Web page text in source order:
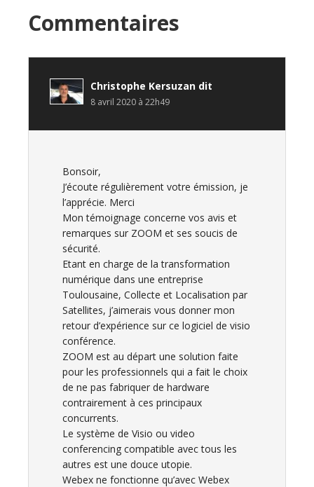
Interactions
du
lecteur
Commentaires
Christophe Kersuzan dit
8 avril 2020 à 22h49
Bonsoir,
J’écoute régulièrement votre émission, je
l’apprécie. Merci
Mon témoignage concerne vos avis et
remarques sur ZOOM et ses soucis de
sécurité.
Etant en charge de la transformation
numérique dans une entreprise
Toulousaine, Collecte et Localisation par
Satellites, j’aimerais vous donner mon
retour d’expérience sur ce logiciel de visio
conférence.
ZOOM est au départ une solution faite
pour les professionnels qui a fait le choix
de ne pas fabriquer de hardware
contrairement à ces principaux
concurrents.
Le système de Visio ou video
conferencing compatible avec tous les
autres est une douce utopie.
Webex ne fonctionne qu’avec Webex